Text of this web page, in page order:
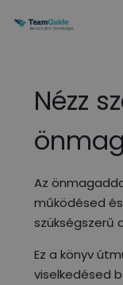
Nézz
Az
működésed
szükségszerű
Ez a könyv
viselkedésed